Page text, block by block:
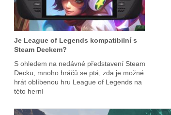
Je League of Legends kompatibilní s
Steam Deckem?
S ohledem na nedávné představení Steam
Decku, mnoho hráčů se ptá, zda je možné
hrát oblíbenou hru League of Legends na
této herní